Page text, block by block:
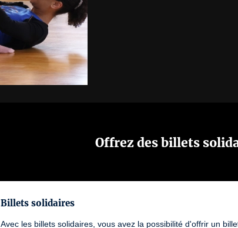
Offrez des billets
Billets solidaires
Avec les billets solidaires, vous avez la possibilité d'offrir un